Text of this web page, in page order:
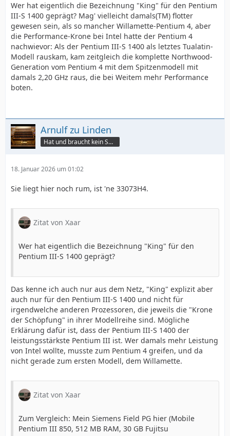
Wer hat eigentlich die Bezeichnung "King" für den Pentium
III-S 1400 geprägt? Mag' vielleicht damals(TM) flotter
gewesen sein, als so mancher Willamette-Pentium 4, aber
die Performance-Krone bei Intel hatte der Pentium 4
nachwievor: Als der Pentium III-S 1400 als letztes Tualatin-
Modell rauskam, kam zeitgleich die komplette Northwood-
Generation vom Pentium 4 mit dem Spitzenmodell mit
damals 2,20 GHz raus, die bei Weitem mehr Performance
boten.
Arnulf zu Linden
Hat und braucht kein Smartphone!
18. Januar 2026 um 01:02
Sie liegt hier noch rum, ist 'ne 33073H4.
Zitat von Xaar
Wer hat eigentlich die Bezeichnung "King" für den
Pentium III-S 1400 geprägt?
Das kenne ich auch nur aus dem Netz, "King" explizit aber
auch nur für den Pentium III-S 1400 und nicht für
irgendwelche anderen Prozessoren, die jeweils die "Krone
der Schöpfung" in ihrer Modellreihe sind. Mögliche
Erklärung dafür ist, dass der Pentium III-S 1400 der
leistungsstärkste Pentium III ist. Wer damals mehr Leistung
von Intel wollte, musste zum Pentium 4 greifen, und da
nicht gerade zum ersten Modell, dem Willamette.
Zitat von Xaar
Zum Vergleich: Mein Siemens Field PG hier (Mobile
Pentium III 850, 512 MB RAM, 30 GB Fujitsu